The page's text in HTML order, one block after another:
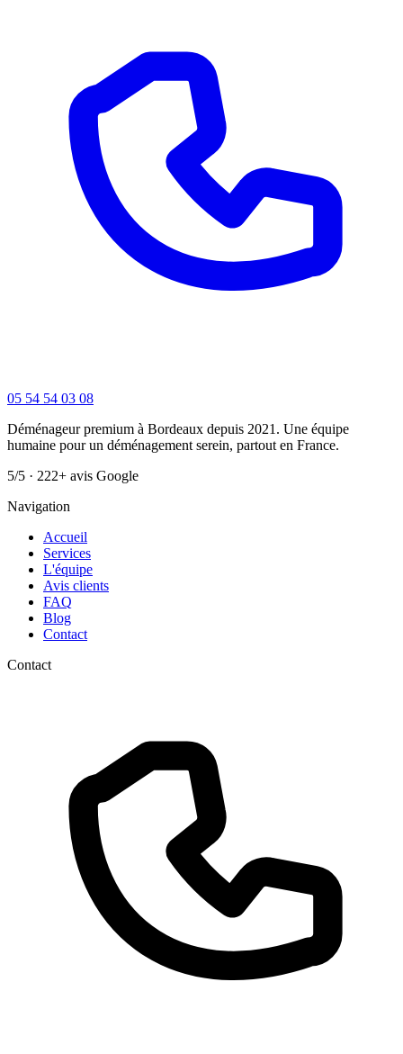
05 54 54 03 08
Déménageur premium à Bordeaux depuis 2021. Une équipe
humaine pour un déménagement serein, partout en France.
5/5 · 222+ avis Google
Navigation
Accueil
Services
L'équipe
Avis clients
FAQ
Blog
Contact
Contact